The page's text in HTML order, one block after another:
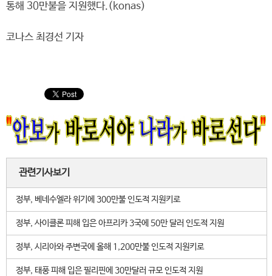
통해 30만불을 지원했다.(konas)
코나스 최경선 기자
관련기사보기
정부, 베네수엘라 위기에 300만불 인도적 지원키로
정부, 사이클론 피해 입은 아프리카 3국에 50만 달러 인도적 지원
정부, 시리아와 주변국에 올해 1,200만불 인도적 지원키로
정부, 태풍 피해 입은 필리핀에 30만달러 규모 인도적 지원